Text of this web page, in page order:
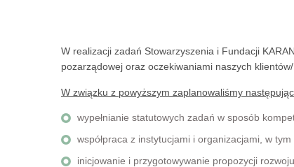
W realizacji zadań Stowarzyszenia i Fundacji
pozarządowej oraz oczekiwaniami naszych klientów/
W związku z powyższym zaplanowaliśmy
wypełnianie statutowych zadań w sposób
współpraca z instytucjami i organizacjami, w
inicjowanie i przygotowywanie propozycji